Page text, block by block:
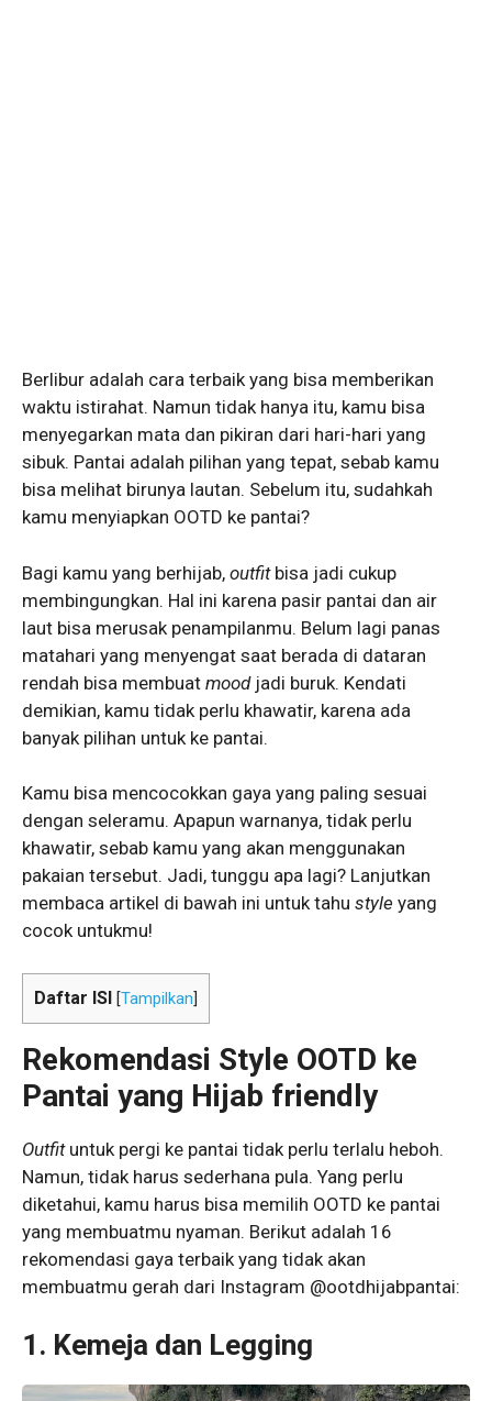
Berlibur adalah cara terbaik yang bisa memberikan
waktu istirahat. Namun tidak hanya itu, kamu bisa
menyegarkan mata dan pikiran dari hari-hari yang
sibuk. Pantai adalah pilihan yang tepat, sebab kamu
bisa melihat birunya lautan. Sebelum itu, sudahkah
kamu menyiapkan OOTD ke pantai?
Bagi kamu yang berhijab, outfitbisa jadi cukup
membingungkan. Hal ini karena pasir pantai dan air
laut bisa merusak penampilanmu. Belum lagi panas
matahari yang menyengat saat berada di dataran
rendah bisa membuat moodjadi buruk. Kendati
demikian, kamu tidak perlu khawatir, karena ada
banyak pilihan untuk ke pantai.
Kamu bisa mencocokkan gaya yang paling sesuai
dengan seleramu. Apapun warnanya, tidak perlu
khawatir, sebab kamu yang akan menggunakan
pakaian tersebut. Jadi, tunggu apa lagi? Lanjutkan
membaca artikel di bawah ini untuk tahu style yang
cocok untukmu!
Daftar ISI [Tampilkan
Rekomendasi Style OOTD ke
Pantai yang Hijab friendly
Outfituntuk pergi ke pantai tidak perlu terlalu heboh.
Namun, tidak harus sederhana pula. Yang perlu
diketahui, kamu harus bisa memilih OOTD ke pantai
yang membuatmu nyaman. Berikut adalah 16
rekomendasi gaya terbaik yang tidak akan
membuatmu gerah dari Instagram @ootdhijabpantai:
1. Kemeja dan Legging